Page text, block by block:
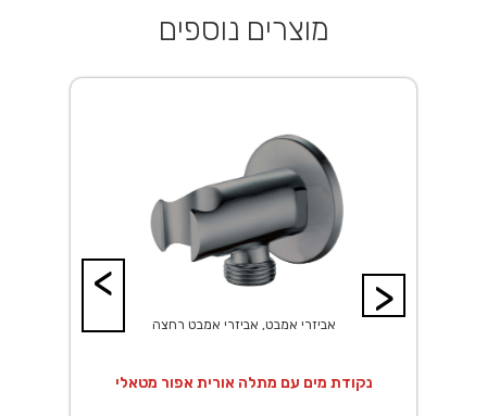
מוצרים נוספים
>
אביזרי אמבט, אביזרי אמבט רחצה
נקודת מים עם מתלה אורית אפור מטאלי
<